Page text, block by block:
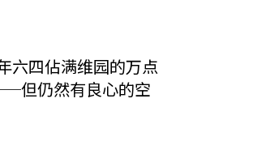
六四佔满维园的万点
但仍然有良心的空